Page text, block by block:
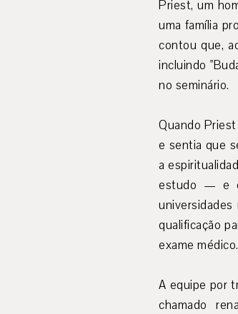
Priest, um
uma família
contou que,
incluindo
no seminário.
Quando
e sentia que
a
estudo — e
qualificação
exame médico.
A equipe por
chamado